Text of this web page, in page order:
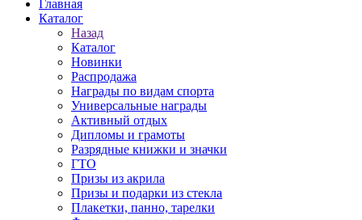
Главная
Каталог
Назад
Каталог
Новинки
Распродажа
Награды по видам спорта
Универсальные награды
Активный отдых
Дипломы и грамоты
Разрядные книжки и значки
ГТО
Призы из акрила
Призы и подарки из стекла
Плакетки, панно, тарелки